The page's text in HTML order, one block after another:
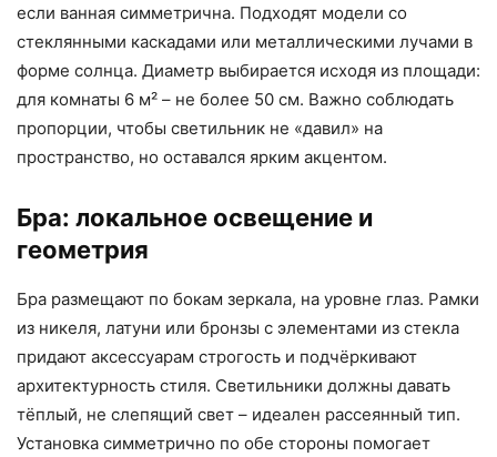
если ванная симметрична. Подходят модели со
стеклянными каскадами или металлическими лучами в
форме солнца. Диаметр выбирается исходя из площади:
для комнаты 6 м² – не более 50 см. Важно соблюдать
пропорции, чтобы светильник не «давил» на
пространство, но оставался ярким акцентом.
Бра: локальное освещение и
геометрия
Бра размещают по бокам зеркала, на уровне глаз. Рамки
из никеля, латуни или бронзы с элементами из стекла
придают аксессуарам строгость и подчёркивают
архитектурность стиля. Светильники должны давать
тёплый, не слепящий свет – идеален рассеянный тип.
Установка симметрично по обе стороны помогает